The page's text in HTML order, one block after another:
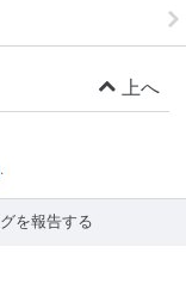
上へ
.
を報告する